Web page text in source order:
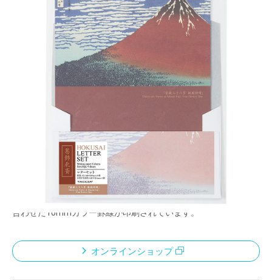
・浮世絵ステーショナリーシリーズ
・万年筆インクに適した、高級筆記用紙「プライ
メーカー希望小売価格：
+ 税
・手紙を受け取られた方が、開封するときに薄い印刷の封筒か
ら、原画印刷の便箋/カードが現れることで感動を演出したデザ
・便箋・レターパッドの本文罫は、それぞれの浮世絵イメージに
合わせた10mmカラー罫線が印刷されています。
オンラインショップ